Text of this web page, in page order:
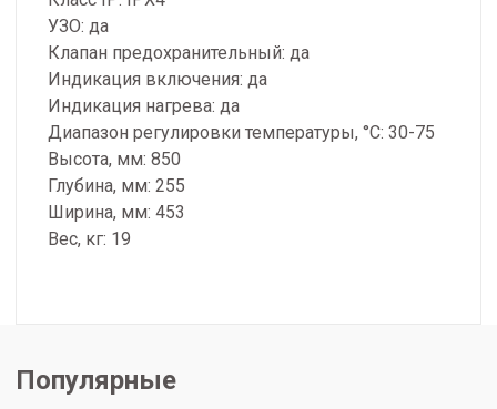
УЗО: да
Клапан предохранительный: да
Индикация включения: да
Индикация нагрева: да
Диапазон регулировки температуры, °С: 30-75
Высота, мм: 850
Глубина, мм: 255
Ширина, мм: 453
Вес, кг: 19
Популярные